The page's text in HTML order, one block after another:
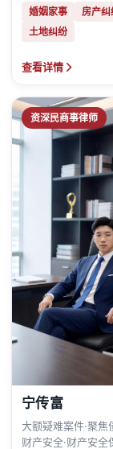
婚姻家事
房产纠
土地纠纷
查看详情
资深民商事律师
宁传富
大额疑难案件·聚焦
财产安全·财产安全